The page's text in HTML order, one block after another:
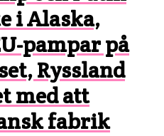
i Alaska,
pampar på
Ryssland
med att
fabrik